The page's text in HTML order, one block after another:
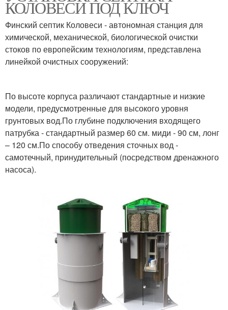
КОЛОВЕСИ ПОД КЛЮЧ
Финский септик Коловеси - автономная станция для
химической, механической, биологической очистки
стоков по европейским технологиям, представлена
линейкой очистных сооружений:
По высоте корпуса различают стандартные и низкие
модели, предусмотренные для высокого уровня
грунтовых вод.По глубине подключения входящего
патрубка - стандартный размер 60 см. миди - 90 см, лонг
– 120 см.По способу отведения сточных вод -
самотечный, принудительный (посредством дренажного
насоса).